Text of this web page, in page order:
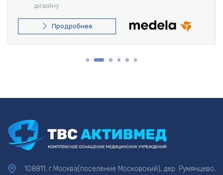
дизайну.
Многоразовая система сбора (RCS)
Изготовлена из прочных, автоклавируемых,
высококачественных компонентов.
Продробнее
108811, г.Москва(поселение Московский), дер. Румянцево,